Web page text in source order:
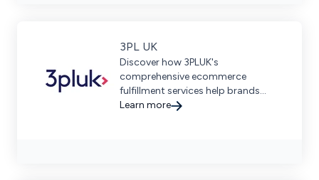
3PL UK
Discover how 3PLUK's
comprehensive ecommerce
fulfillment services help brands
scale efficiently with seamless
Learn more